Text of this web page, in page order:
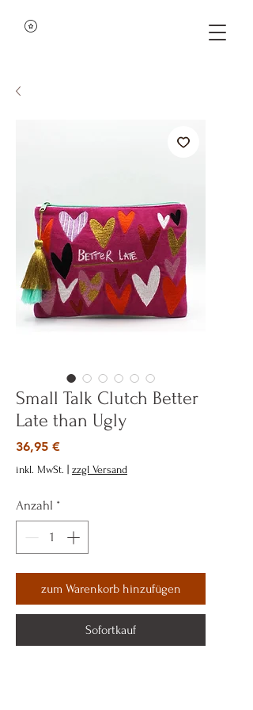
Small Talk Clutch Better
Late than Ugly
36,95 €Preis
inkl. MwSt. zzgl Versand
Anzahl *
zum Warenkorb hinzufügen
Sofortkauf